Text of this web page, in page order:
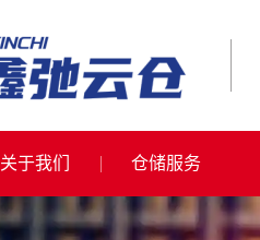
关于我们 仓储服务